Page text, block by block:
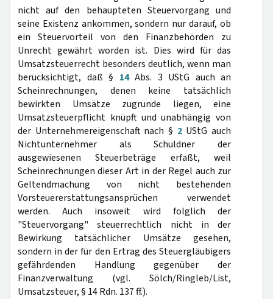
nicht auf den behaupteten Steuervorgang und
seine Existenz ankommen, sondern nur darauf, ob
ein Steuervorteil von den Finanzbehörden zu
Unrecht gewährt worden ist. Dies wird für das
Umsatzsteuerrecht besonders deutlich, wenn man
berücksichtigt, daß § 14Abs. 3 UStG auch an
Scheinrechnungen, denen keine tatsächlich
bewirkten Umsätze zugrunde liegen, eine
Umsatzsteuerpflicht knüpft und unabhängig von
der Unternehmereigenschaft nach § 2UStG auch
Nichtunternehmer als Schuldner der
ausgewiesenen Steuerbeträge erfaßt, weil
Scheinrechnungen dieser Art in der Regel auch zur
Geltendmachung von nicht bestehenden
Vorsteuererstattungsansprüchen verwendet
werden. Auch insoweit wird folglich der
"Steuervorgang" steuerrechtlich nicht in der
Bewirkung tatsächlicher Umsätze gesehen,
sondern in der für den Ertrag des Steuergläubigers
gefährdenden Handlung gegenüber der
Finanzverwaltung (vgl. Sölch/Ringleb/List,
Umsatzsteuer, § 14 Rdn. 137 ff.).